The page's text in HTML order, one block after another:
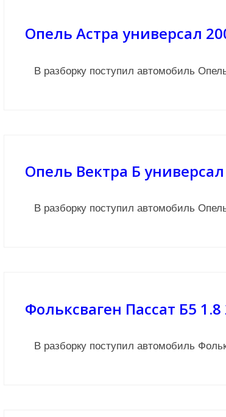
Опель Астра универсал
В разборку поступил автомобиль
Опель Вектра Б универсал
В разборку поступил автомобиль
Фольксваген Пассат Б5 1.8
В разборку поступил автомобиль